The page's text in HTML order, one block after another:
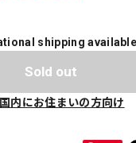
shipping
Sold out
内にお住まいの方向け